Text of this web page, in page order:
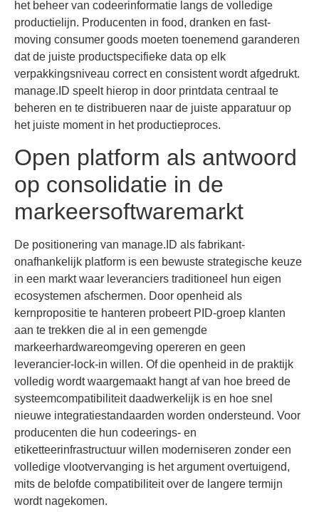
het beheer van codeerinformatie langs de volledige
productielijn. Producenten in food, dranken en fast-
moving consumer goods moeten toenemend garanderen
dat de juiste productspecifieke data op elk
verpakkingsniveau correct en consistent wordt afgedrukt.
manage.ID speelt hierop in door printdata centraal te
beheren en te distribueren naar de juiste apparatuur op
het juiste moment in het productieproces.
Open platform als antwoord
op consolidatie in de
markeersoftwaremarkt
De positionering van manage.ID als fabrikant-
onafhankelijk platform is een bewuste strategische keuze
in een markt waar leveranciers traditioneel hun eigen
ecosystemen afschermen. Door openheid als
kernpropositie te hanteren probeert PID-groep klanten
aan te trekken die al in een gemengde
markeerhardwareomgeving opereren en geen
leverancier-lock-in willen. Of die openheid in de praktijk
volledig wordt waargemaakt hangt af van hoe breed de
systeemcompatibiliteit daadwerkelijk is en hoe snel
nieuwe integratiestandaarden worden ondersteund. Voor
producenten die hun codeerings- en
etiketteerinfrastructuur willen moderniseren zonder een
volledige vlootvervanging is het argument overtuigend,
mits de belofde compatibiliteit over de langere termijn
wordt nagekomen.